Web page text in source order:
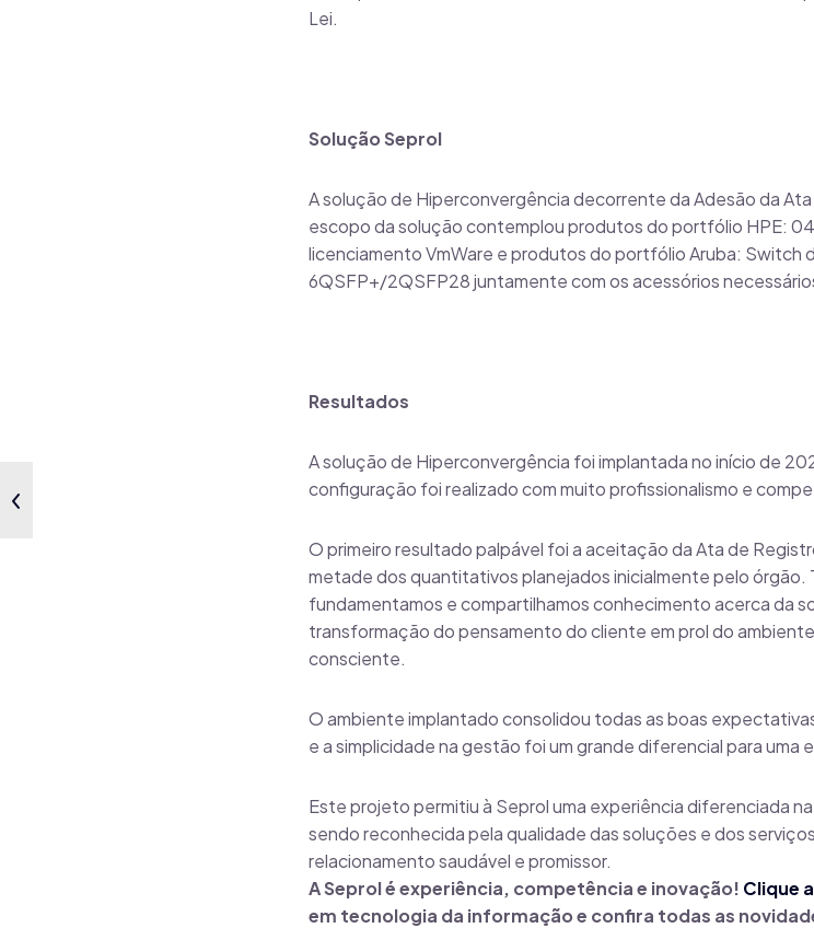
Lei.
Solução Seprol
A solução de Hiperconvergência decorrente da Adesão da
escopo da solução contemplou produtos do portfólio HPE:
licenciamento VmWare e produtos do portfólio Aruba: Switch
6QSFP+/2QSFP28 juntamente com os acessórios
Resultados
A solução de Hiperconvergência foi implantada no início de
configuração foi realizado com muito profissionalismo e
O primeiro resultado palpável foi a aceitação da Ata de
metade dos quantitativos planejados inicialmente pelo órgão.
fundamentamos e compartilhamos conhecimento acerca da
transformação do pensamento do cliente em prol do
consciente.
O ambiente implantado consolidou todas as boas
e a simplicidade na gestão foi um grande diferencial para uma
Este projeto permitiu à Seprol uma experiência diferenciada
sendo reconhecida pela qualidade das soluções e dos
relacionamento saudável e promissor.
A Seprol é experiência, competência e inovação! Clique
em tecnologia da informação e confira todas as